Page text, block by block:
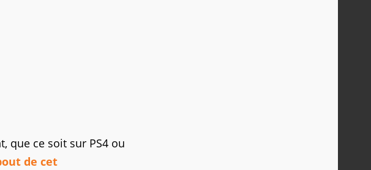
que ce soit sur PS4 ou
de cet